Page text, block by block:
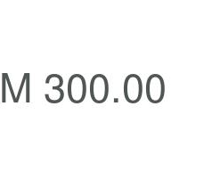
300.00